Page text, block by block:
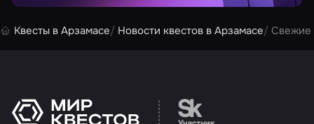
Квесты в Арзамасе Новости квестов в Арзамасе Свежие
Перейти на сайт